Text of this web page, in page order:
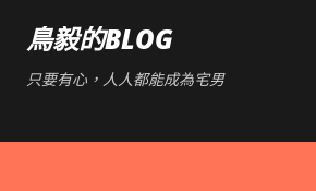
鳥毅的BLOG
只要有心，人人都能成為宅男